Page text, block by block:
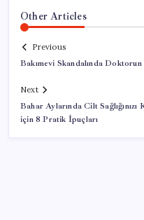
Other Articles
Previous
Bakımevi Skandalında
Next
Bahar Aylarında Cilt
için 8 Pratik İpuçları